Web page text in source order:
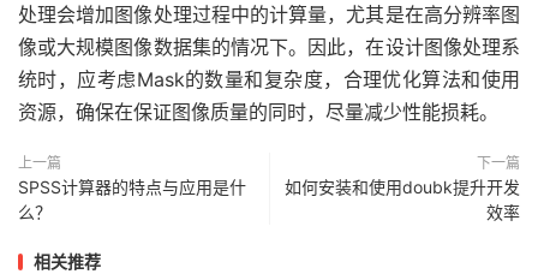
处理会增加图像处理过程中的计算量，尤其是在高分辨率图
像或大规模图像数据集的情况下。因此，在设计图像处理系
统时，应考虑Mask的数量和复杂度，合理优化算法和使用
资源，确保在保证图像质量的同时，尽量减少性能损耗。
上一篇
SPSS计算器的特点与应用是什
么？
下一篇
如何安装和使用doubk提升开发
效率
相关推荐